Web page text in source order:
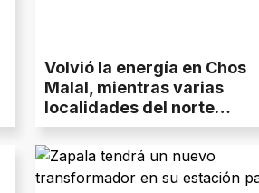
Volvió la energía en Chos
Malal, mientras varias
localidades del norte
neuquino siguen
dependiendo de
generadores